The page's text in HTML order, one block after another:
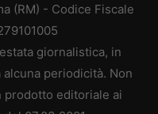
(RM) - Codice Fiscale
giornalistica, in
periodicità. Non
prodotto editoriale ai